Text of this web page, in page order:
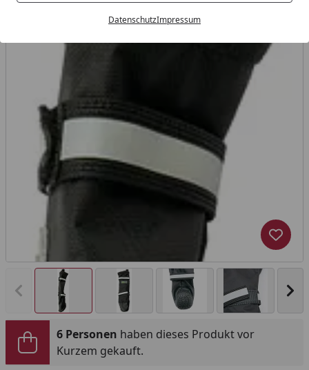
DatenschutzImpressum
Vorheriges Bild anzeigen
6 Personen haben dieses Produkt vor
Kurzem gekauft.